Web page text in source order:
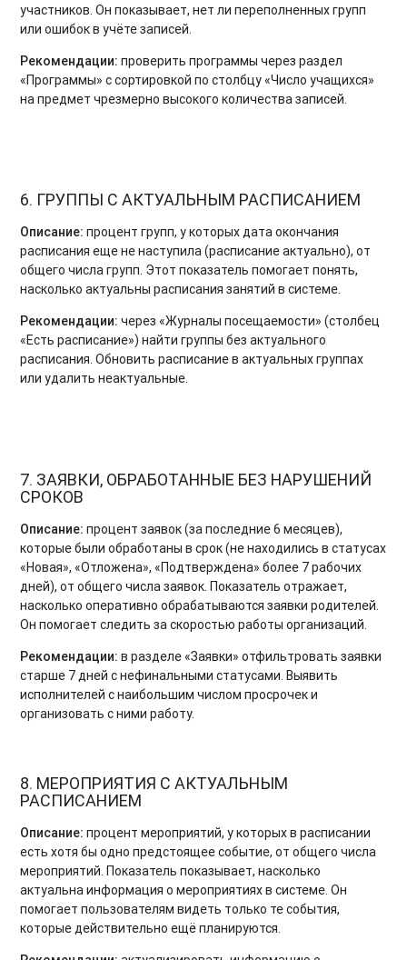
участников. Он показывает, нет ли переполненных групп
или ошибок в учёте записей.
Рекомендации: проверить программы через раздел
«Программы» с сортировкой по столбцу «Число учащихся»
на предмет чрезмерно высокого количества записей.
6. ГРУППЫ С АКТУАЛЬНЫМ РАСПИСАНИЕМ
Описание:процент групп, у которых дата окончания
расписания еще не наступила (расписание актуально), от
общего числа групп. Этот показатель помогает понять,
насколько актуальны расписания занятий в системе.
Рекомендации: через «Журналы посещаемости» (столбец
«Есть расписание») найти группы без актуального
расписания. Обновить расписание в актуальных группах
или удалить неактуальные.
7. ЗАЯВКИ, ОБРАБОТАННЫЕ БЕЗ НАРУШЕНИЙ
СРОКОВ
Описание: процент заявок (за последние 6 месяцев),
которые были обработаны в срок (не находились в статусах
«Новая», «Отложена», «Подтверждена» более 7 рабочих
дней), от общего числа заявок. Показатель отражает,
насколько оперативно обрабатываются заявки родителей.
Он помогает следить за скоростью работы организаций.
Рекомендации: в разделе «Заявки» отфильтровать заявки
старше 7 дней с нефинальными статусами. Выявить
исполнителей с наибольшим числом просрочек и
организовать с ними работу.
8. МЕРОПРИЯТИЯ С АКТУАЛЬНЫМ
РАСПИСАНИЕМ
Описание: процент мероприятий, у которых в расписании
есть хотя бы одно предстоящее событие, от общего числа
мероприятий. Показатель показывает, насколько
актуальна информация о мероприятиях в системе. Он
помогает пользователям видеть только те события,
которые действительно ещё планируются.